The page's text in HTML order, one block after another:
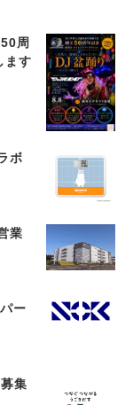
周
ます
ボ
業
ー
集